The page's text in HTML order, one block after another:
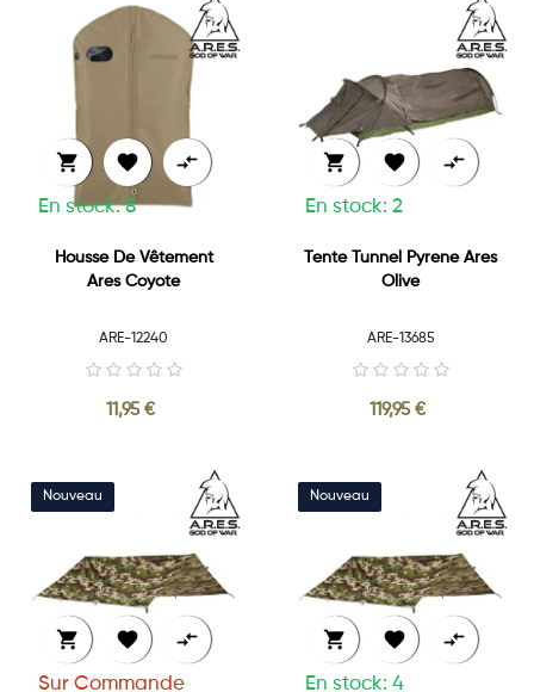
En stock: 8
  
Housse De Vêtement
Ares Coyote
ARE-12240
11,95 €
En stock: 2
  
Tente Tunnel Pyrene Ares
Olive
ARE-13685
119,95 €
Sur Commande
  
En stock: 4
  